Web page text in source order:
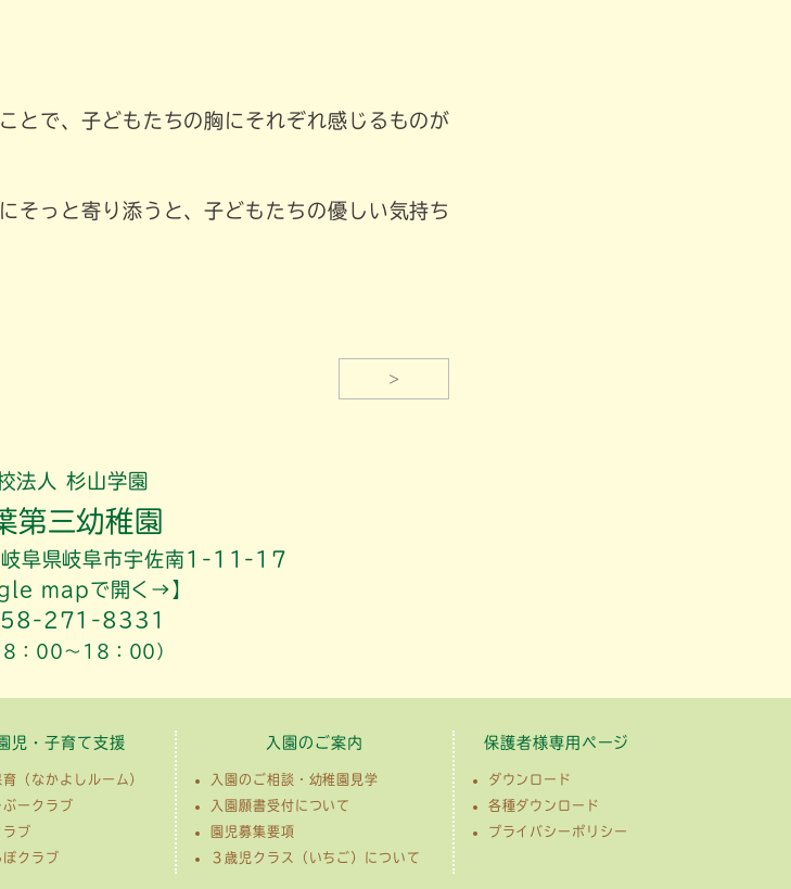
とで、子どもたちの胸にそれぞれ感じるものが
そっと寄り添うと、子どもたちの優しい気持ち
>
法人 杉山学園
第三幼稚園
県岐阜市宇佐南1-11-17
mapで開く→】
271-8331
8：00～18：00）
児・子育て支援
（なかよしルーム）
ぶークラブ
ラブ
ぼクラブ
入園のご案内
入園のご相談・幼稚園見学
入園願書受付について
園児募集要項
３歳児クラス（いちご）について
保護者様専用ページ
ダウンロード
各種ダウンロード
プライバシーポリシー